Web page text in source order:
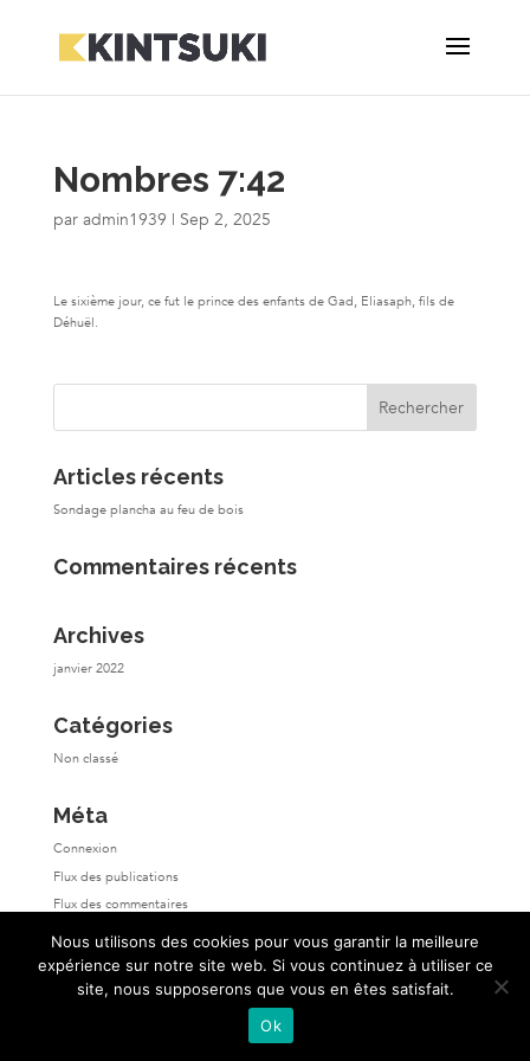
Nombres 7:42
par admin1939 | Sep 2, 2025
Le sixième jour, ce fut le prince des enfants de Gad, Eliasaph, fils de
Déhuël.
Articles récents
Sondage plancha au feu de bois
Commentaires récents
Archives
janvier 2022
Catégories
Non classé
Méta
Connexion
Flux des publications
Flux des commentaires
Site de WordPress-FR
Nous utilisons des cookies pour vous garantir la meilleure
expérience sur notre site web. Si vous continuez à utiliser ce
site, nous supposerons que vous en êtes satisfait.
Ok